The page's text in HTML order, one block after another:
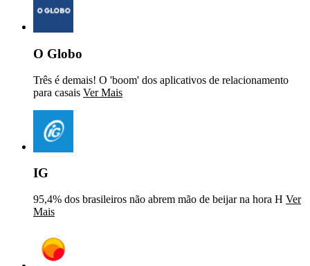
O Globo
Três é demais! O 'boom' dos aplicativos de relacionamento
para casais Ver Mais
IG
95,4% dos brasileiros não abrem mão de beijar na hora H Ver
Mais